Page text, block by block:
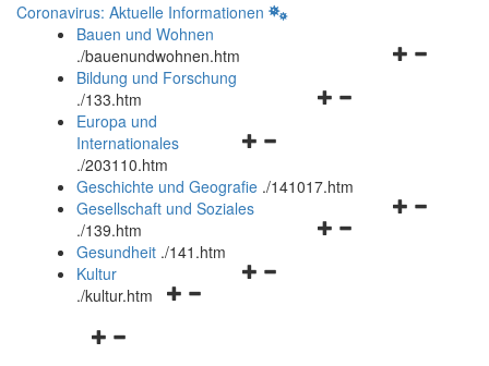
Coronavirus: Aktuelle Informationen
Bauen und Wohnen
./bauenundwohnen.htm
Navigationsmenü
Bildung und Forschung
./133.htm
Navigationsmenü
und
schließen
Europa und
Internationales
./203110.htm
Geschichte und Geografie ./141017.htm
Navigationsmenü
Gesellschaft und Soziales
./139.htm
Navigationsmenü
Gesundheit ./141.htm
Navigationsmenü
Kultur
./kultur.htm
Navigationsmenü